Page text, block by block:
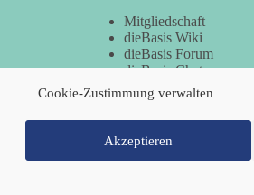
Cookie-Zustimmung verwalten
Akzeptieren
Mitgliedschaft
dieBasis Wiki
dieBasis Forum
dieBasis Chat
dieBasis Merchandising
Cookie-Zustimmung